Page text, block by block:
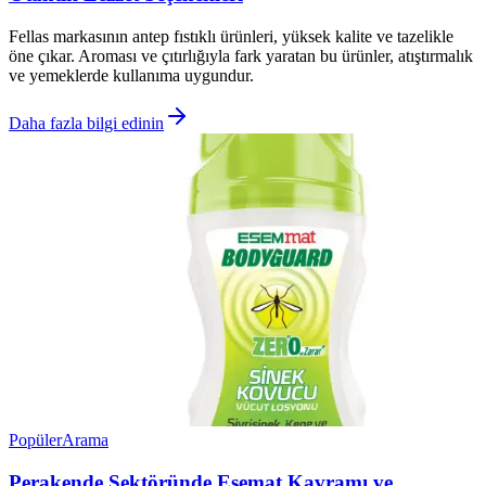
Fellas markasının antep fıstıklı ürünleri, yüksek kalite ve tazelikle
öne çıkar. Aroması ve çıtırlığıyla fark yaratan bu ürünler, atıştırmalık
ve yemeklerde kullanıma uygundur.
Daha fazla bilgi edinin
PopülerArama